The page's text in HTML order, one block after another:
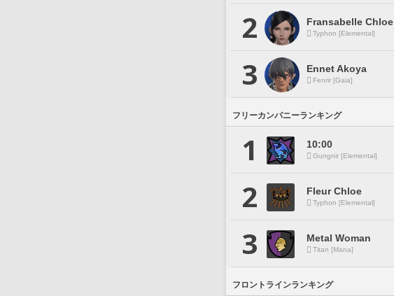
2 Fransabelle Chloe
Typhon [Elemental]
3 Ennet Akoya
Fenrir [Gaia]
フリーカンパニーランキング
1 10:00
Gungnir [Elemental]
2 Fleur Chloe
Typhon [Elemental]
3 Metal Woman
Titan [Mana]
フロントラインランキング